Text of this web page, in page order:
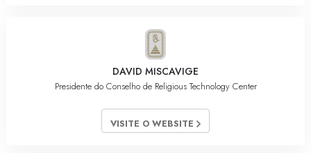
DAVID MISCAVIGE
Presidente do Conselho de Religious Technology Center
VISITE O WEBSITE